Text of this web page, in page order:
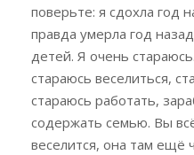
поверьте: я сдохла год
правда умерла год
детей. Я очень
стараюсь веселиться,
стараюсь работать,
содержать семью. Вы
веселится, она там ещё